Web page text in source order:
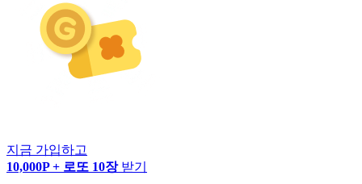
지금 가입하고
10,000P + 로또 10장 받기